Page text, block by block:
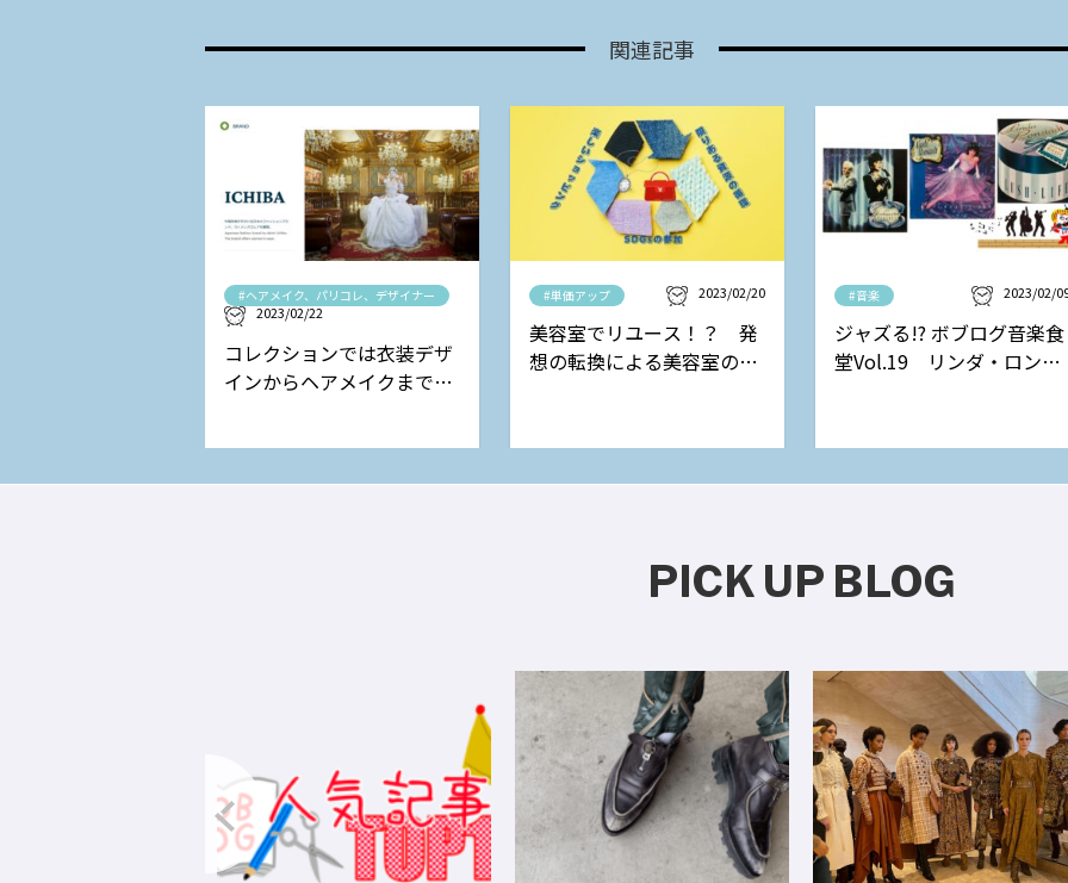
関連記事
#ヘアメイク、パリコレ、デザイナー
2023/02/22
コレクションでは衣装デザ
インからヘアメイクまで担
#単価アップ 2023/02/20
美容室でリユース！？ 発
想の転換による美容室の新
#音楽 2023/02/
ジャズる!? ボブログ音楽食
堂Vol.19 リンダ・ロンシ
PICK UP BLOG